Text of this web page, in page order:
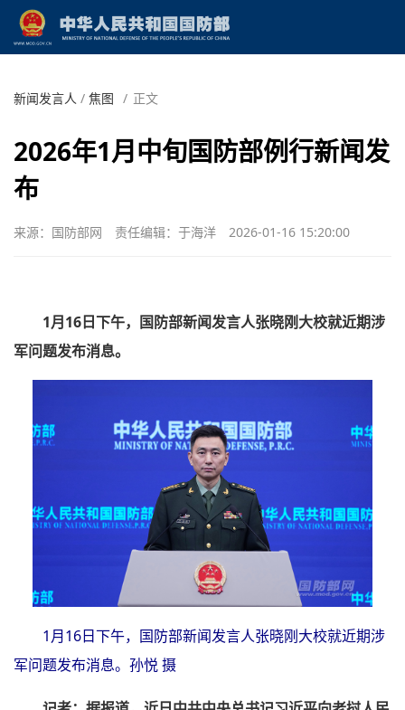
新闻发言人 / 焦图 / 正文
2026年1月中旬国防部例行新闻发
布
来源：国防部网 责任编辑：于海洋 2026-01-16 15:20:00
1月16日下午，国防部新闻发言人张晓刚大校就近期涉
军问题发布消息。
1月16日下午，国防部新闻发言人张晓刚大校就近期涉
军问题发布消息。孙悦 摄